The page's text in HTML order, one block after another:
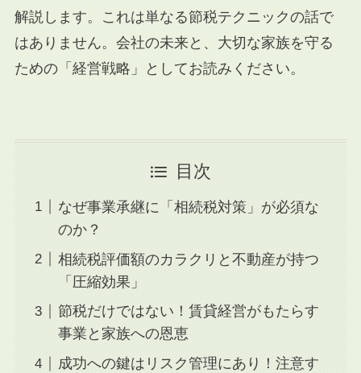
解説します。これは単なる節税テクニックの話で
はありません。会社の未来と、大切な家族を守る
ための「経営戦略」としてお読みください。
目次
なぜ事業承継に「相続税対策」が必須な
のか？
相続税評価額のカラクリと不動産が持つ
「圧縮効果」
節税だけではない！賃貸経営がもたらす
事業と家族への恩恵
成功への鍵はリスク管理にあり！注意す